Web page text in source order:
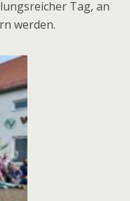
Tag, an
werden.